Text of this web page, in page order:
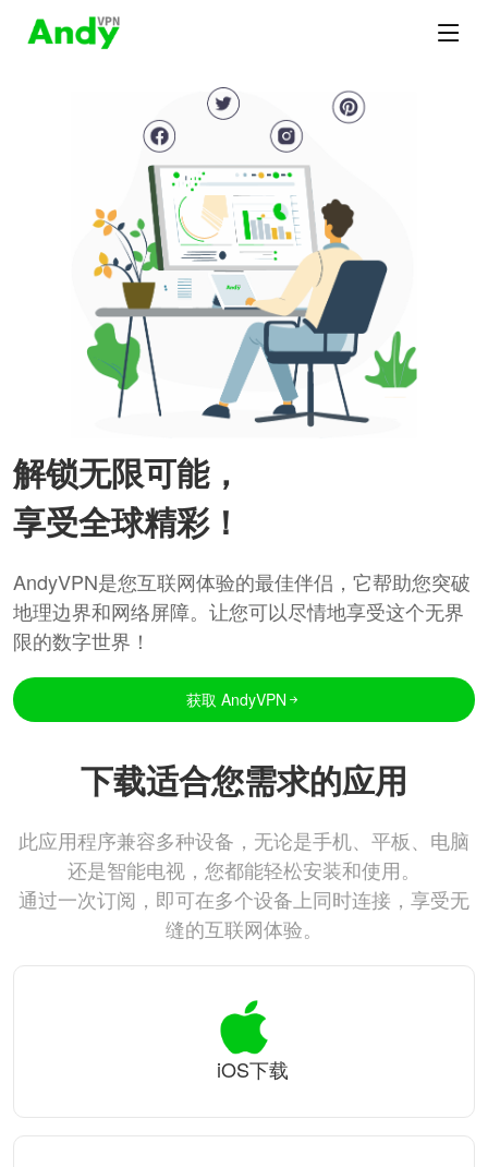
解锁无限可能，
享受全球精彩！
AndyVPN是您互联网体验的最佳伴侣，它帮助您突破
地理边界和网络屏障。让您可以尽情地享受这个无界
限的数字世界！
获取 AndyVPN
下载适合您需求的应用
此应用程序兼容多种设备，无论是手机、平板、电脑
还是智能电视，您都能轻松安装和使用。
通过一次订阅，即可在多个设备上同时连接，享受无
缝的互联网体验。
iOS下载